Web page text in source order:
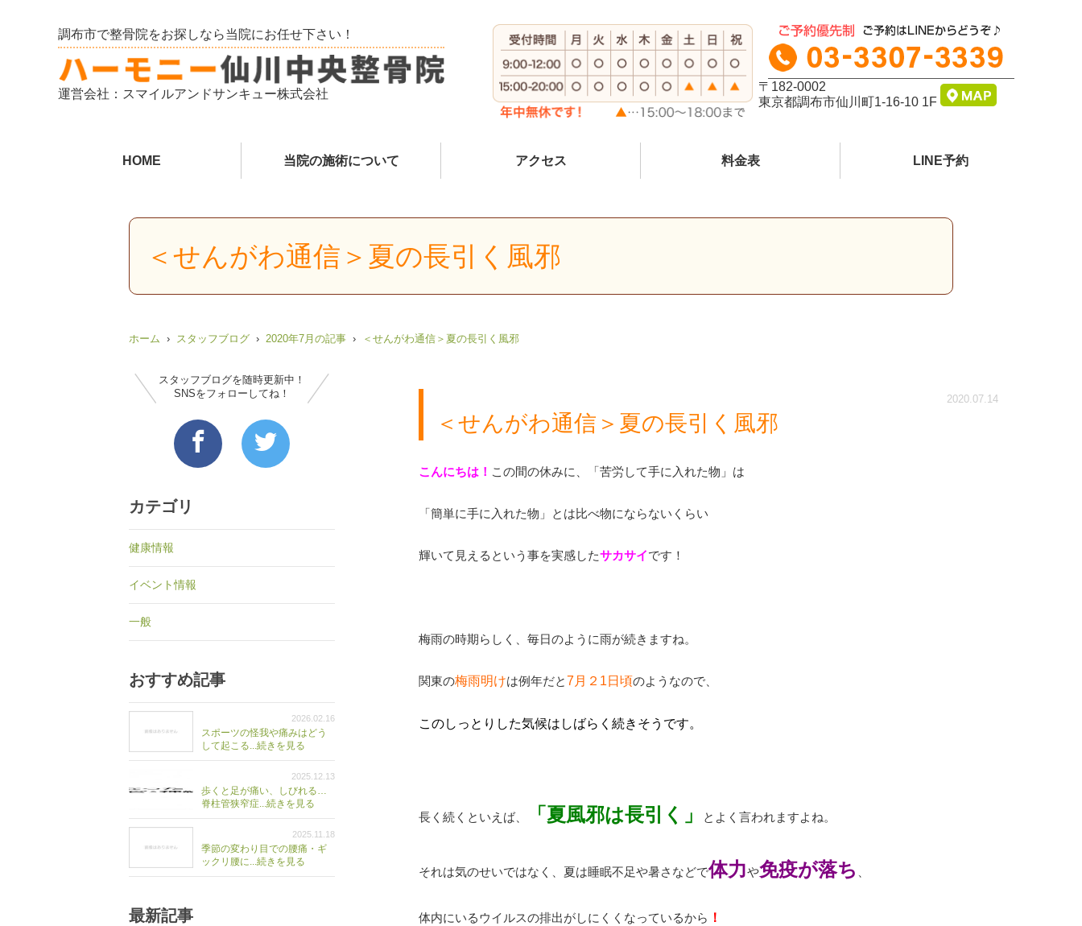
調布市で整骨院をお探しなら当院にお任せ下さい！
運営会社：スマイルアンドサンキュー株式会社
〒182-0002
東京都調布市仙川町1-16-10 1F
HOME 当院の施術について アクセス 料金表 LINE予約
＜せんがわ通信＞夏の長引く風邪
ホーム スタッフブログ 2020年7月の記事 ＜せんがわ通信＞夏の長引く風邪
2020.07.14
＜せんがわ通信＞夏の長引く風邪
こんにちは！ この間の休みに、「苦労して手に入れた物」は
「簡単に手に入れた物」とは比べ物にならないくらい
輝いて見えるという事を実感したサカサイです！
梅雨の時期らしく、毎日のように雨が続きますね。
関東の梅雨明けは例年だと7月２1日頃のようなので、
このしっとりした気候はしばらく続きそうです。
長く続くといえば、 「夏風邪は長引く」 とよく言われますよね。
それは気のせいではなく、夏は睡眠不足や暑さなどで体力や免疫が落ち 、
体内にいるウイルスの排出がしにくくなっているから ！
スタッフブログを随時更新中！
SNSをフォローしてね！
カテゴリ
健康情報
イベント情報
一般
おすすめ記事
2026.02.16
スポーツの怪我や痛みはどう
して起こる...続きを見る
2025.12.13
歩くと足が痛い、しびれる…
脊柱管狭窄症...続きを見る
2025.11.18
季節の変わり目での腰痛・ギ
ックリ腰に...続きを見る
最新記事